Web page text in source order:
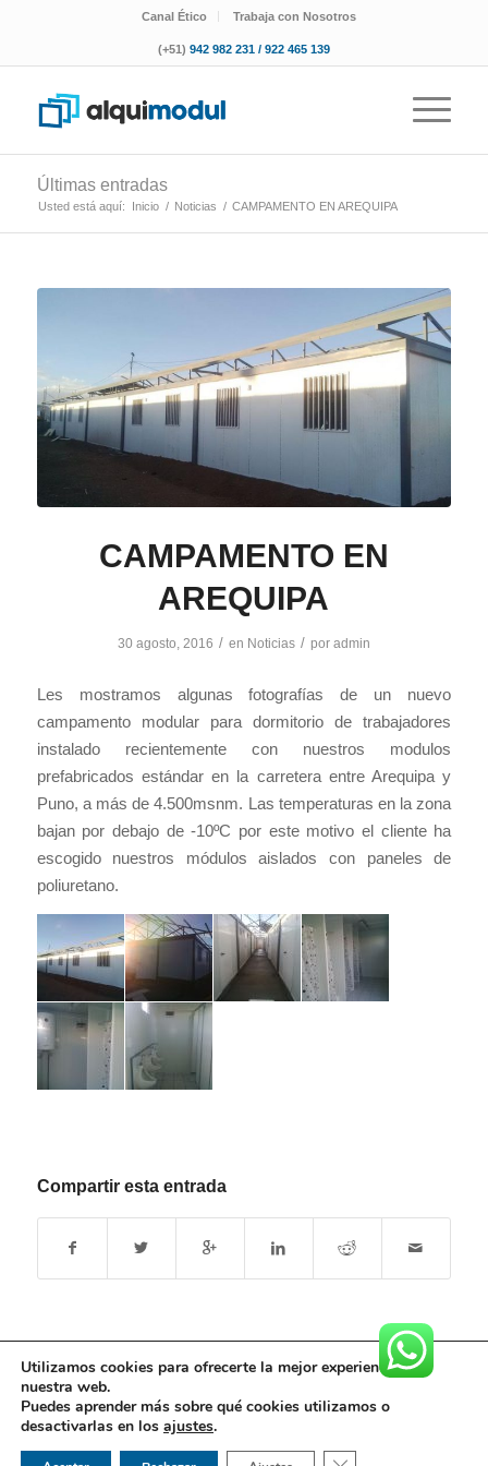
Canal Ético Trabaja con Nosotros
(+51) 942 982 231 / 922 465 139
Últimas entradas
Usted está aquí: Inicio / Noticias / CAMPAMENTO EN AREQUIPA
CAMPAMENTO EN
AREQUIPA
30 agosto, 2016 / en Noticias / por admin
Les mostramos algunas fotografías de un nuevo
campamento modular para dormitorio de trabajadores
instalado recientemente con nuestros modulos
prefabricados estándar en la carretera entre Arequipa y
Puno, a más de 4.500msnm. Las temperaturas en la zona
bajan por debajo de -10ºC por este motivo el cliente ha
escogido nuestros módulos aislados con paneles de
poliuretano.
Compartir esta entrada
©Copyright ALQUIMODUL SAC - 2017 - info@alquimodul-peru.com - Tlf:
(+511) 942 982 231 RUC: 20553956324 -Legal Alquimodul|Libro de
Utilizamos cookies para ofrecerte la mejor experiencia en
nuestra web.
Puedes aprender más sobre qué cookies utilizamos o
desactivarlas en los ajustes.